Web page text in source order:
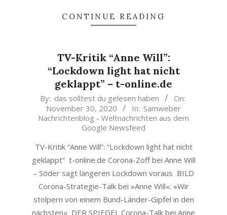
CONTINUE READING
TV-Kritik “Anne Will”:
“Lockdown light hat nicht
geklappt” – t-online.de
2020-
30
By: das solltest du gelesen haben
On:
November 30, 2020
In: Samweber
Nachrichtenblog - Weltnachrichten aus dem
Google Newsfeed
TV-Kritik “Anne Will”: “Lockdown light hat nicht
geklappt” t-online.de Corona-Zoff bei Anne Will
– Söder sagt längeren Lockdown voraus BILD
Corona-Strategie-Talk bei »Anne Will«: »Wir
stolpern von einem Bund-Länder-Gipfel in den
nächsten« DER SPIEGEL Corona-Talk bei Anne